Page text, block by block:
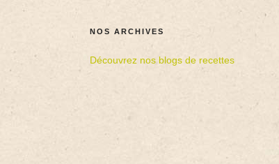
NOS ARCHIVES
Découvrez nos blogs de recettes